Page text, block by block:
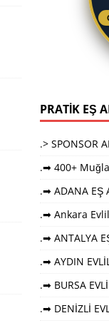
PRATİK EŞ
.> SPONSOR
.➡ 400+ Muğla
.➡ ADANA EŞ
.➡ Ankara
.➡ ANTALYA
.➡ AYDIN
.➡ BURSA
.➡ DENİZLİ